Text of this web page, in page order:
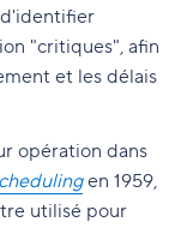
"critiques", afin
et les délais
opération dans
en 1959,
utilisé pour